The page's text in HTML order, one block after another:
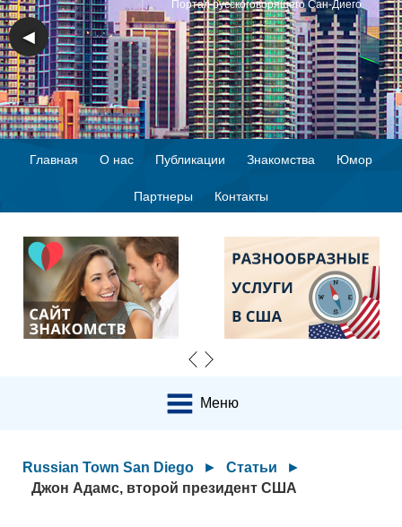
Портал русскоговорящего Сан-Диего
◀ ▶
Главная О нас Публикации Знакомства Юмор
Партнеры Контакты
Меню
Russian Town San Diego ► Статьи
►
Джон Адамс, второй президент США